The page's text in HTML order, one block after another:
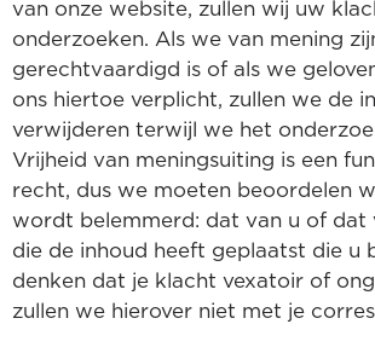
van onze website, zullen wij uw
onderzoeken. Als we van mening
gerechtvaardigd is of als we
ons hiertoe verplicht, zullen we de
verwijderen terwijl we het
Vrijheid van meningsuiting is een
recht, dus we moeten beoordelen
wordt belemmerd: dat van u of dat
die de inhoud heeft geplaatst die u
denken dat je klacht vexatoir of
zullen we hierover niet met je